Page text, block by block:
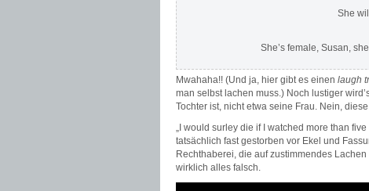
She
She’s female, Susan,
Mwahaha!! (Und ja, hier gibt es einen laugh
man selbst lachen muss.) Noch lustiger
Tochter ist, nicht etwa seine Frau. Nein,
„I would surley die if I watched more than
tatsächlich fast gestorben vor Ekel und
Rechthaberei, die auf zustimmendes
wirklich alles falsch.